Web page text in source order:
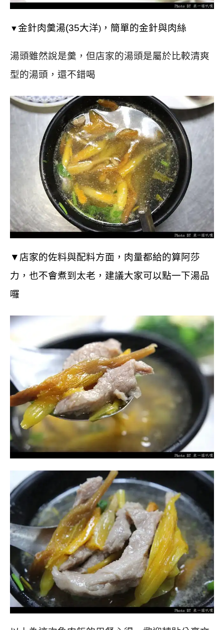
▼金針肉羹湯(35大洋) ，簡單的金針與肉絲
湯頭雖然說是羹，但店家的湯頭是屬於比較清爽
型的湯頭，還不錯喝
▼ 店家的佐料與配料方面，肉量都給的算阿莎
力，也不會煮到太老，建議大家可以點一下湯品
囉